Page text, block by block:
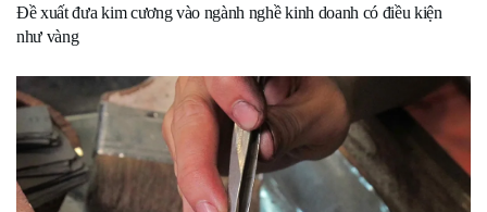
Đề xuất đưa kim cương vào ngành nghề kinh doanh có điều kiện
như vàng